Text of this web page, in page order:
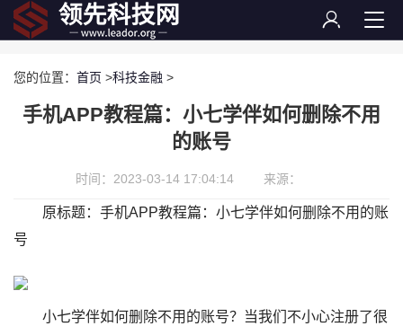
您的位置： 首页 >科技金融 >
手机APP教程篇：小七学伴如何删除不用
的账号
时间：2023-03-14 17:04:14 来源：
原标题：手机APP教程篇：小七学伴如何删除不用的账
号
小七学伴如何删除不用的账号？当我们不小心注册了很